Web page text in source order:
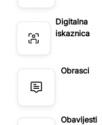
Digitalna
iskaznica
Obrasci
Obavijesti